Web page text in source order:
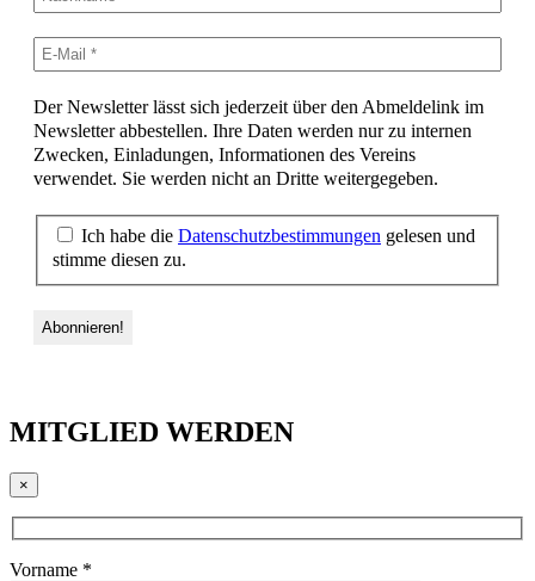
Der Newsletter lässt sich jederzeit über den Abmeldelink im
Newsletter abbestellen. Ihre Daten werden nur zu internen
Zwecken, Einladungen, Informationen des Vereins
verwendet. Sie werden nicht an Dritte weitergegeben.
Ich habe die Datenschutzbestimmungen gelesen und
stimme diesen zu.
MITGLIED WERDEN
×
Vorname *